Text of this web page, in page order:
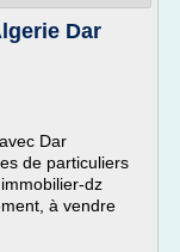
Dar
Dar
de particuliers
dz
à vendre